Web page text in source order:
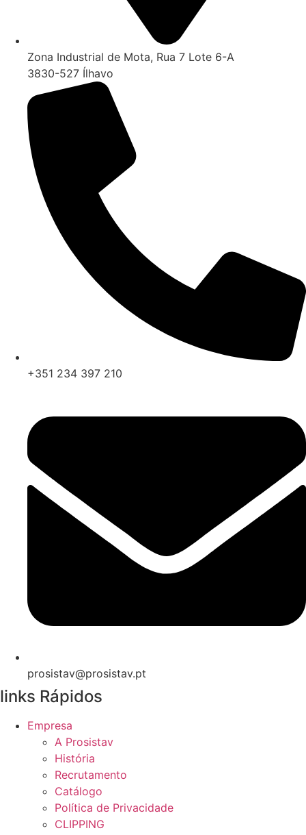
Zona Industrial de Mota, Rua 7 Lote 6-A
3830-527 Ílhavo
+351 234 397 210
prosistav@prosistav.pt
links Rápidos
Empresa
A Prosistav
História
Recrutamento
Catálogo
Política de Privacidade
CLIPPING